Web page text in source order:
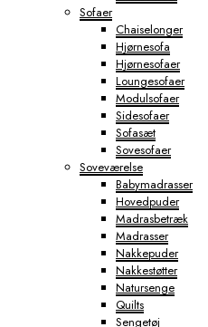
Sofaer
Chaiselonger
Hjørnesofa
Hjørnesofaer
Loungesofaer
Modulsofaer
Sidesofaer
Sofasæt
Sovesofaer
Soveværelse
Babymadrasser
Hovedpuder
Madrasbetræk
Madrasser
Nakkepuder
Nakkestøtter
Natursenge
Quilts
Sengetøj